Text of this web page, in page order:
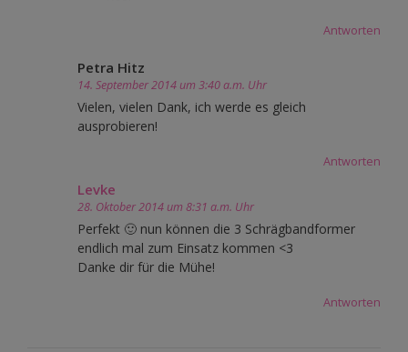
Antworten
Petra Hitz
14. September 2014 um 3:40 a.m. Uhr
Vielen, vielen Dank, ich werde es gleich
ausprobieren!
Antworten
Levke
28. Oktober 2014 um 8:31 a.m. Uhr
Perfekt 🙂 nun können die 3 Schrägbandformer
endlich mal zum Einsatz kommen <3
Danke dir für die Mühe!
Antworten